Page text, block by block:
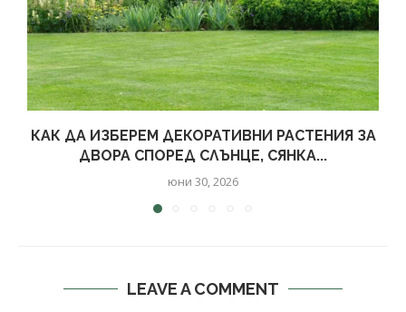
КАК ДА ИЗБЕРЕМ ДЕКОРАТИВНИ РАСТЕНИЯ ЗА
ДВОРА СПОРЕД СЛЪНЦЕ, СЯНКА...
юни 30, 2026
LEAVE A COMMENT